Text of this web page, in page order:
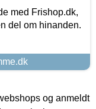
med Frishop.dk,
del om hinanden.
og anmeldt